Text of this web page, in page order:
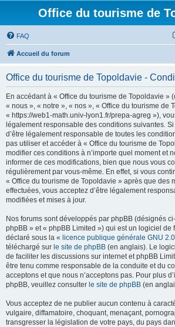
Office du tourisme de
FAQ
Accueil du forum
Office du tourisme de Topoldavie -
En accédant à « Office du tourisme de Topoldavie »
« nous », « notre », « nos », « Office du tourisme de
« https://web1-math.univ-lyon1.fr/prepa-agreg »),
légalement responsable des conditions suivantes.
d’être légalement responsable de toutes les
pas utiliser et accéder à « Office du tourisme de
modifier ces conditions à n’importe quel moment et
informer de ces modifications, bien que nous vous
régulièrement par vous-même. En effet, si vous
« Office du tourisme de Topoldavie » après que des
effectuées, vous acceptez d’être légalement
modifiées et mises à jour.
Nos forums sont développés par phpBB (désignés
phpBB » et « phpBB Limited ») qui est un logiciel de
déclaré sous la « licence publique générale GNU 2.0
téléchargé sur le site de phpBB (en anglais). Le
de faciliter les discussions sur internet et phpBB
être tenu comme responsable de la conduite et du
acceptons et que nous n’acceptons pas. Pour plus
phpBB, veuillez consulter le site de phpBB (en
Vous acceptez de ne publier aucun contenu à
vulgaire, diffamatoire, choquant, menaçant,
transgresser la législation de votre pays, du pays